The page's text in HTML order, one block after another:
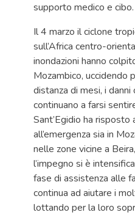
supporto medico e cibo.
Il 4 marzo il ciclone
sull’Africa centro-
inondazioni hanno
Mozambico, uccidendo
distanza di mesi, i danni
continuano a farsi
Sant’Egidio ha
all’emergenza sia in
nelle zone vicine a
l’impegno si è
fase di assistenza alle
continua ad aiutare i
lottando per la loro